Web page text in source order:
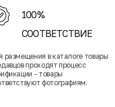
100%
СООТВЕТСТВИЕ
размещения в каталоге товары
проходят процесс
- товары
фотографиям.